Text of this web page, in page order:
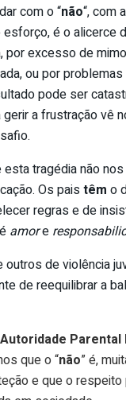
com o “não“, com
é o alicerce
por excesso de
ou por
pode ser
gerir a frustração vê
esta tragédia não
Os paistêm o
regras e de
amore
outros de violência
de reequilibrar a
Parental
que o “não” é,
e que o